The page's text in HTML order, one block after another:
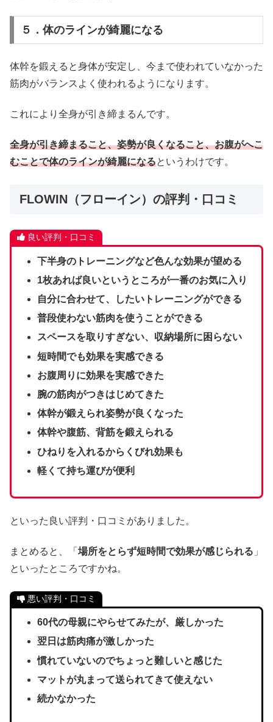
５．体のラインが綺麗になる
体幹を鍛えると身体が安定し、今まで使われていなかった
筋肉がバランスよく使われるようになります。
これにより全身が引き締まるんです。
全身が引き締まること、姿勢が良くなること、お腹がへこ
むことで体のラインが綺麗になるというわけです。
FLOWIN（フローイン）の評判・口コミ
良い評判・口コミ
下半身のトレーニングなど色んな効果が望める
1枚あれば良いというところが一番のお気に入り
自分に合わせて、したいトレーニングができる
普段使わない筋肉を使うことができる
スペースを取りすぎない、収納場所に困らない
短時間でも効果を実感できる
お腹周りに効果を実感できた
腕の筋肉がつきはじめてきた
体幹が鍛えられ姿勢が良くなった
体幹や腹筋、背筋を鍛えられる
ひねりを入れるからくびれ効果も
軽くて持ち運びが便利
といった良い評判・口コミがありました。
まとめると、「 場所をとらず短時間で効果が感じられる 」
といったところですかね。
悪い評判・口コミ
60代の母親にやらせてみたが、厳しかった
翌日は筋肉痛が激しかった
慣れていないのでちょっと難しいと感じた
マットが丸まって送られてきて使えない
続かなかった